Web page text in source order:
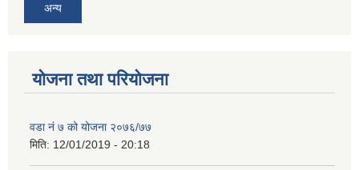
अन्य
योजना तथा परियोजना
वडा नं ७ को योजना २०७६/७७
मिति: 12/01/2019 - 20:18